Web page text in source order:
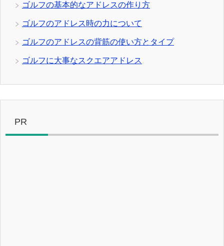
ゴルフの基本的なアドレスの作り方
ゴルフのアドレス時の力について
ゴルフのアドレスの背筋の使い方とタイプ
ゴルフに大事なスクエアアドレス
PR